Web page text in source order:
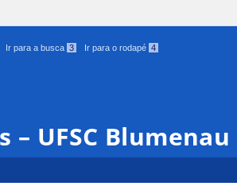
Ir para a busca 3 Ir para o rodapé 4
– UFSC Blumenau